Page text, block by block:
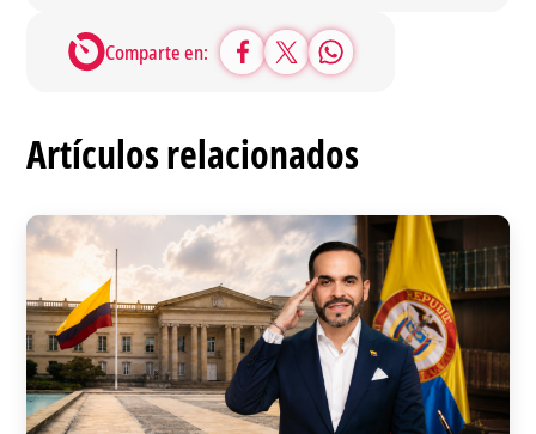
Comparte en:
Artículos relacionados